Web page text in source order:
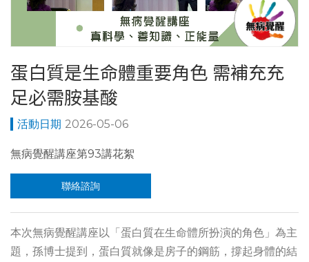
蛋白質是生命體重要角色 需補充充
足必需胺基酸
2026-05-06
無病覺醒講座第93講花絮
聯絡諮詢
本次無病覺醒講座以「蛋白質在生命體所扮演的角色」為主
題，孫博士提到，蛋白質就像是房子的鋼筋，撐起身體的結